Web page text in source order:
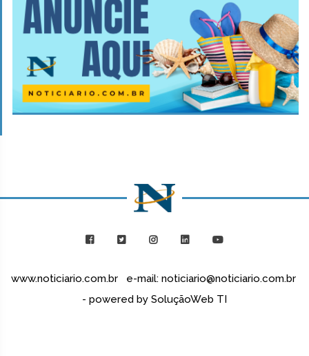
www.noticiario.com.br e-mail: noticiario@noticiario.com.br
- powered by SoluçãoWeb TI